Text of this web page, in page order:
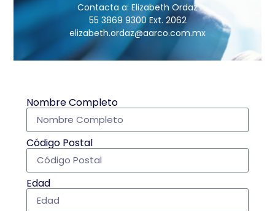
Contacta a: Elizabeth Ordaz
55 3869 9300 Ext. 2062
elizabeth.ordaz@aarco.com.mx
Nombre Completo
Código Postal
Edad